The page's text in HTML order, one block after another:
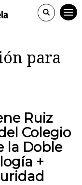
para
Ruiz
Colegio
la Doble
+